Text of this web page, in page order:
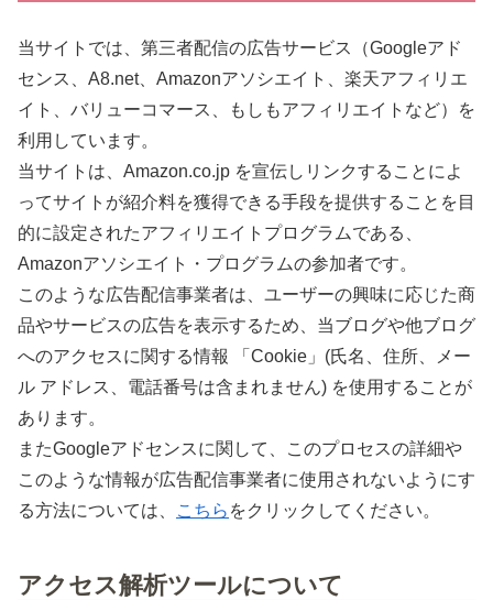
当サイトでは、第三者配信の広告サービス（Googleアド
センス、A8.net、Amazonアソシエイト、楽天アフィリエ
イト、バリューコマース、もしもアフィリエイトなど）を
利用しています。
当サイトは、Amazon.co.jp を宣伝しリンクすることによ
ってサイトが紹介料を獲得できる手段を提供することを目
的に設定されたアフィリエイトプログラムである、
Amazonアソシエイト・プログラムの参加者です。
このような広告配信事業者は、ユーザーの興味に応じた商
品やサービスの広告を表示するため、当ブログや他ブログ
へのアクセスに関する情報 「Cookie」(氏名、住所、メー
ル アドレス、電話番号は含まれません) を使用することが
あります。
またGoogleアドセンスに関して、このプロセスの詳細や
このような情報が広告配信事業者に使用されないようにす
る方法については、
こちら をクリックしてください。
アクセス解析ツールについて